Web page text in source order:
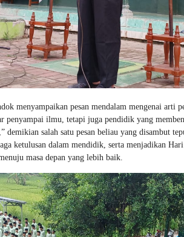
menyampaikan pesan mendalam mengenai arti
penyampai ilmu, tetapi juga pendidik yang
demikian salah satu pesan beliau yang disambut
ketulusan dalam mendidik, serta menjadikan
masa depan yang lebih baik.